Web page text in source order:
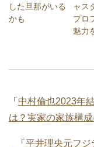
した旦那がいる
かも
ャス
プロ
魅力
「 中村倫也2023年
は？実家の家族構
「 平井理央元フ